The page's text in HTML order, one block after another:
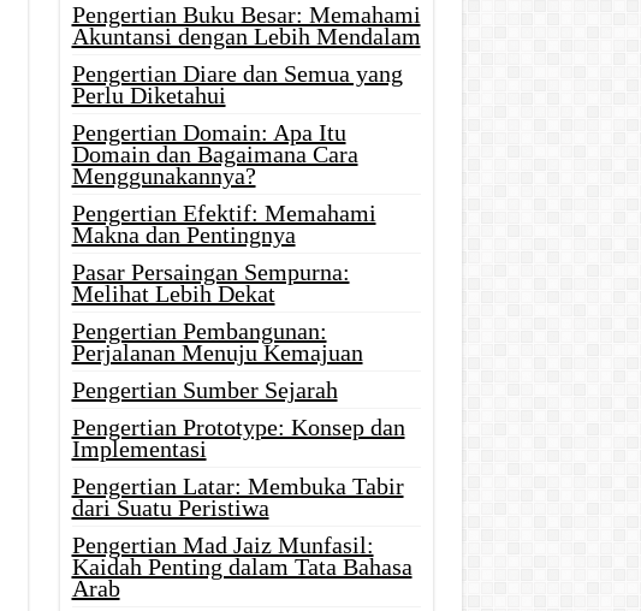
Pengertian Buku Besar: Memahami
Akuntansi dengan Lebih Mendalam
Pengertian Diare dan Semua yang
Perlu Diketahui
Pengertian Domain: Apa Itu
Domain dan Bagaimana Cara
Menggunakannya?
Pengertian Efektif: Memahami
Makna dan Pentingnya
Pasar Persaingan Sempurna:
Melihat Lebih Dekat
Pengertian Pembangunan:
Perjalanan Menuju Kemajuan
Pengertian Sumber Sejarah
Pengertian Prototype: Konsep dan
Implementasi
Pengertian Latar: Membuka Tabir
dari Suatu Peristiwa
Pengertian Mad Jaiz Munfasil:
Kaidah Penting dalam Tata Bahasa
Arab